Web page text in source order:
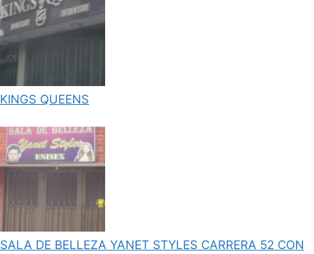
KINGS QUEENS
SALA DE BELLEZA YANET STYLES CARRERA 52 CON